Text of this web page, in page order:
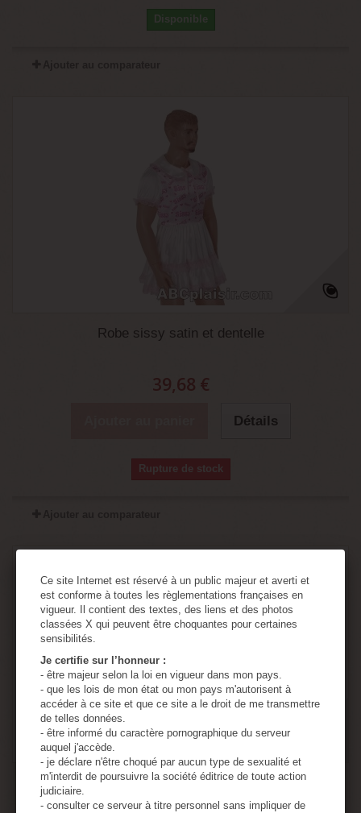
Disponible
Robe sissy satin et dentelle
39,68 €
Détails
Rupture de stock
JUPE COURTE A CARREAU ROSE SISSY
Ce site Internet est réservé à un public majeur et averti et
est conforme à toutes les règlementations françaises en
vigueur. Il contient des textes, des liens et des photos
classées X qui peuvent être choquantes pour certaines
sensibilités.
Je certifie sur l’honneur :
- être majeur selon la loi en vigueur dans mon pays.
- que les lois de mon état ou mon pays m'autorisent à
accéder à ce site et que ce site a le droit de me transmettre
de telles données.
- être informé du caractère pornographique du serveur
auquel j'accède.
- je déclare n'être choqué par aucun type de sexualité et
m'interdit de poursuivre la société éditrice de toute action
judiciaire.
- consulter ce serveur à titre personnel sans impliquer de